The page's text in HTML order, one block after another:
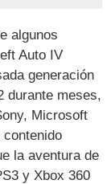
algunos
Auto IV
generación
durante meses,
Microsoft
la aventura de
y Xbox 360